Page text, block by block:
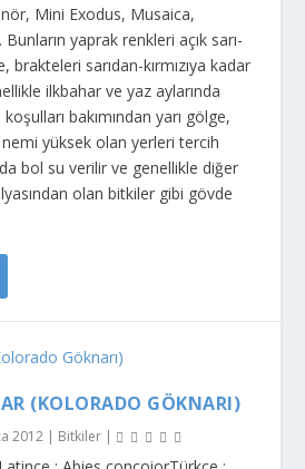
Mini Exodus, Musaica,
yaprak renkleri açık sarı-
brakteleri sarıdan-kırmızıya kadar
ilkbahar ve yaz aylarında
bakımından yarı gölge,
nemi yüksek olan yerleri tercih
bol su verilir ve genellikle diğer
olan bit­kiler gibi gövde
(KOLORADO GÖKNARI)
2012 | Bitkiler |